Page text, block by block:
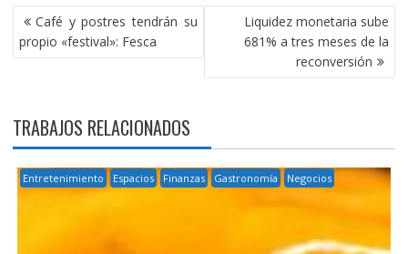
NAVEGACIÓN
DE
ENTRADAS
Café y postres tendrán su
propio «festival»: Fesca
Liquidez monetaria sube
681% a tres meses de la
reconversión
TRABAJOS RELACIONADOS
Entretenimiento Espacios Finanzas Gastronomía Negocios